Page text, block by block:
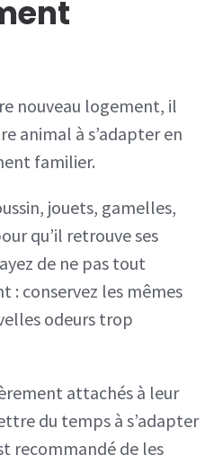
nouveau logement, il
animal à s’adapter en
familier.
jouets, gamelles,
qu’il retrouve ses
de ne pas tout
: conservez les mêmes
odeurs trop
attachés à leur
du temps à s’adapter
recommandé de les